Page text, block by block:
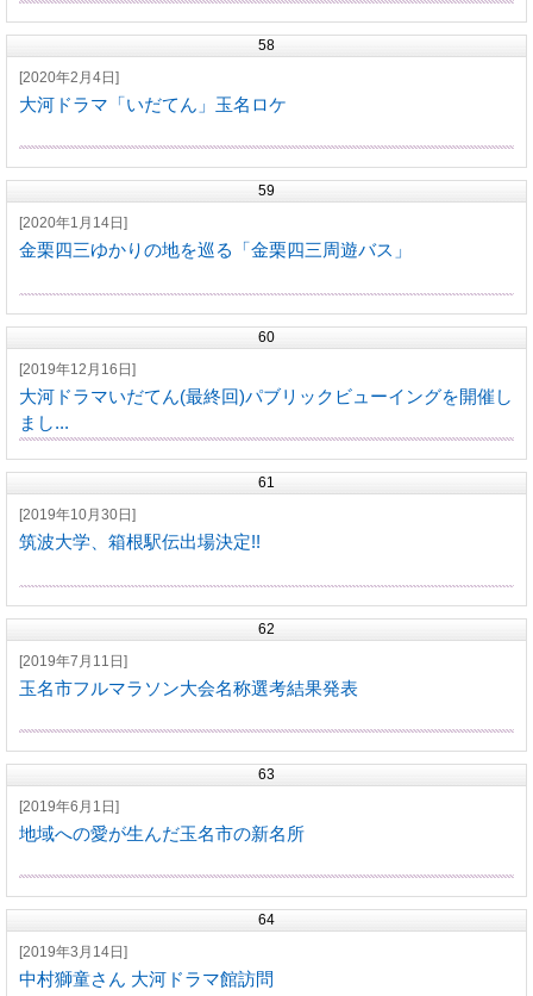
58
[2020年2月4日]
大河ドラマ「いだてん」玉名ロケ
59
[2020年1月14日]
金栗四三ゆかりの地を巡る「金栗四三周遊バス」
60
[2019年12月16日]
大河ドラマいだてん(最終回)パブリックビューイングを開催し
まし...
61
[2019年10月30日]
筑波大学、箱根駅伝出場決定!!
62
[2019年7月11日]
玉名市フルマラソン大会名称選考結果発表
63
[2019年6月1日]
地域への愛が生んだ玉名市の新名所
64
[2019年3月14日]
中村獅童さん 大河ドラマ館訪問